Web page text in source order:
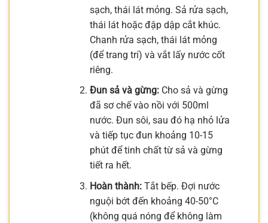
sạch, thái lát mỏng. Sả rửa sạch,
thái lát hoặc đập dập cắt khúc.
Chanh rửa sạch, thái lát mỏng
(để trang trí) và vắt lấy nước cốt
riêng.
Đun sả và gừng:Cho sả và gừng
đã sơ chế vào nồi với 500ml
nước. Đun sôi, sau đó hạ nhỏ lửa
và tiếp tục đun khoảng 10-15
phút để tinh chất từ sả và gừng
tiết ra hết.
Hoàn thành:Tắt bếp. Đợi nước
nguội bớt đến khoảng 40-50°C
(không quá nóng để không làm